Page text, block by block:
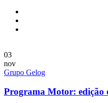
03
nov
Grupo Gelog
Programa Motor: edição